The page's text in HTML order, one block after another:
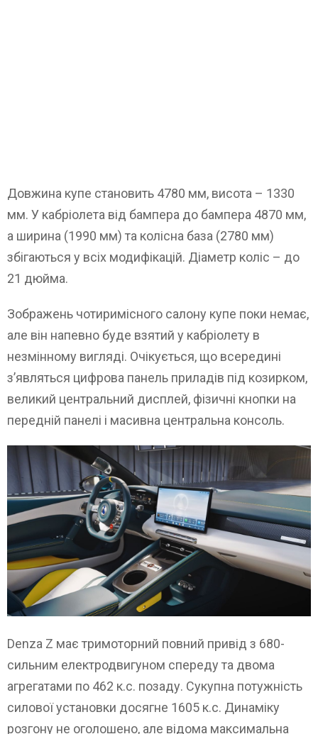
Довжина купе становить 4780 мм, висота – 1330
мм. У кабріолета від бампера до бампера 4870 мм,
а ширина (1990 мм) та колісна база (2780 мм)
збігаються у всіх модифікацій. Діаметр коліс – до
21 дюйма.
Зображень чотиримісного салону купе поки немає,
але він напевно буде взятий у кабріолету в
незмінному вигляді. Очікується, що всередині
з’являться цифрова панель приладів під козирком,
великий центральний дисплей, фізичні кнопки на
передній панелі і масивна центральна консоль.
Denza Z має тримоторний повний привід з 680-
сильним електродвигуном спереду та двома
агрегатами по 462 к.с. позаду. Сукупна потужність
силової установки досягне 1605 к.с. Динаміку
розгону не оголошено, але відома максимальна